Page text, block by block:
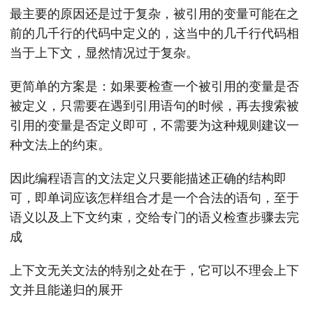
最主要的原因还是过于复杂，被引用的变量可能在之
前的几千行的代码中定义的，这当中的几千行代码相
当于上下文，显然情况过于复杂。
更简单的方案是：如果要检查一个被引用的变量是否
被定义，只需要在遇到引用语句的时候，再去搜索被
引用的变量是否定义即可，不需要为这种规则建议一
种文法上的约束。
因此编程语言的文法定义只要能描述正确的结构即
可，即单词应该怎样组合才是一个合法的语句，至于
语义以及上下文约束，交给专门的语义检查步骤去完
成
上下文无关文法的特别之处在于，它可以不理会上下
文并且能递归的展开